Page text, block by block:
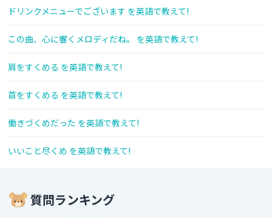
ドリンクメニューでございます を英語で教えて!
この曲、心に響くメロディだね。 を英語で教えて!
肩をすくめる を英語で教えて!
首をすくめる を英語で教えて!
働きづくめだった を英語で教えて!
いいこと尽くめ を英語で教えて!
質問ランキング